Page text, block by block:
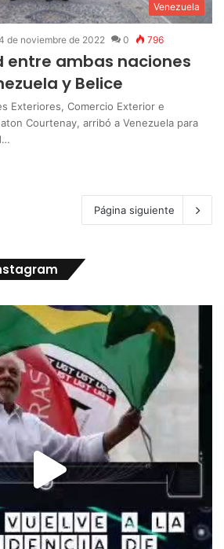
Venezuela
de noviembre de 2022 0 796
entre ambas naciones
y Belice
Exteriores, Comercio Exterior e
Courtenay, arribó a Venezuela para
Página siguiente